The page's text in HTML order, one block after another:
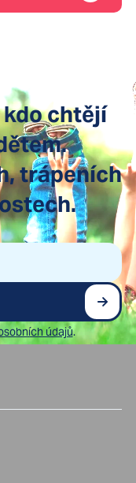
chtějí
trápeních
údajů.